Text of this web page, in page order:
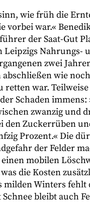
wie früh die
vorbei war.«
der Saat-Gut
Leipzigs Nahrungs-
zwei
wie
retten war.
Schaden immens:
zwanzig und
den Zuckerrüben
Prozent.« Die
der Felder
mobilen
die Kosten
milden Winters fehlt
bleibt auch